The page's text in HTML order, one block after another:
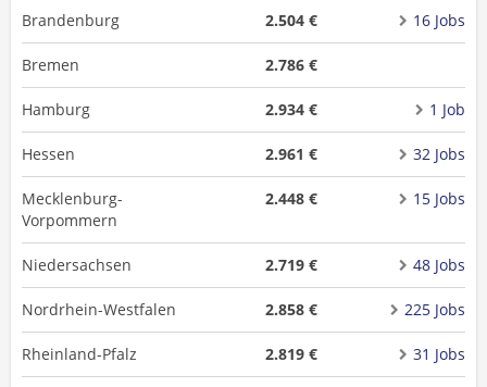
Brandenburg 2.504 € 16 Jobs
Bremen 2.786 €
Hamburg 2.934 € 1 Job
Hessen 2.961 € 32 Jobs
Mecklenburg-
Vorpommern
2.448 € 15 Jobs
Niedersachsen 2.719 € 48 Jobs
Nordrhein-Westfalen 2.858 € 225 Jobs
Rheinland-Pfalz 2.819 € 31 Jobs